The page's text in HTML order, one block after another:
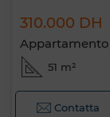
310.000 DH
51 m²
Contatta